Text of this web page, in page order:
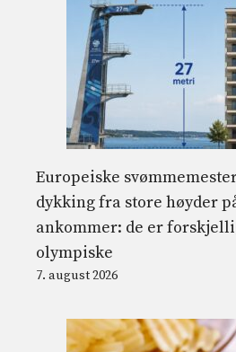
Europeiske
dykking fra store høyder
ankommer: de er
olympiske
7. august 2026